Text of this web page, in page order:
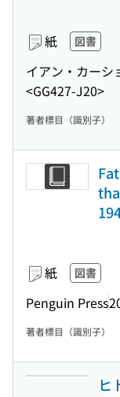
紙 図書
イアン・カーシ
<GG427-J20>
著者標目（識別子）
紙 図書
Penguin Press
著者標目（識別子）
ヒ